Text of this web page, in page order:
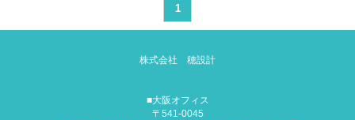
1
株式会社 穂設計
■大阪オフィス
〒541-0045